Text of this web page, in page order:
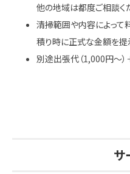
他の地域は都度ご相談く
清掃範囲や内容によって
積り時に正式な金額を提
別途出張代（1,000円～）
サ